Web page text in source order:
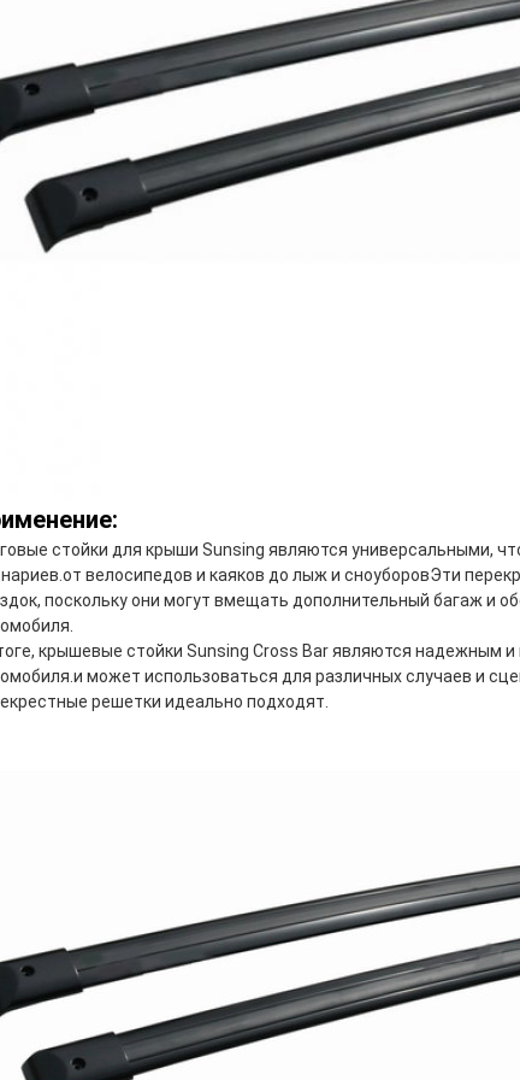
стойки для крыши Sunsing являются универсальными,
велосипедов и каяков до лыж и сноуборовЭти
поскольку они могут вмещать дополнительный багаж и
крышевые стойки Sunsing Cross Bar являются надежным
может использоваться для различных случаев и
решетки идеально подходят.